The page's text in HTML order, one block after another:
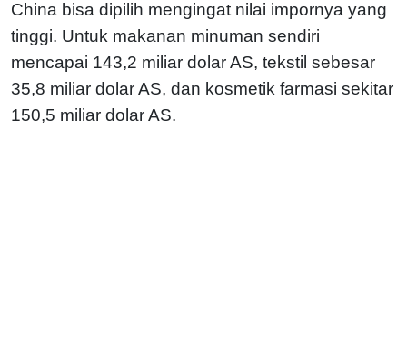
China bisa dipilih mengingat nilai impornya yang
tinggi. Untuk makanan minuman sendiri
mencapai 143,2 miliar dolar AS, tekstil sebesar
35,8 miliar dolar AS, dan kosmetik farmasi sekitar
150,5 miliar dolar AS.